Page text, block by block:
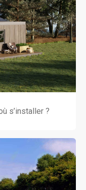
s’installer ?